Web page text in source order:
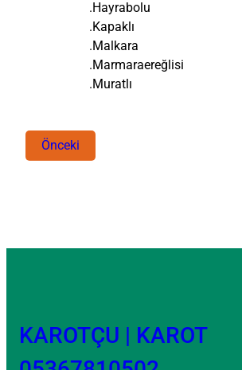
.Hayrabolu
.Kapaklı
.Malkara
.Marmaraereğlisi
.Muratlı
Önceki
KAROTÇU | KAROT